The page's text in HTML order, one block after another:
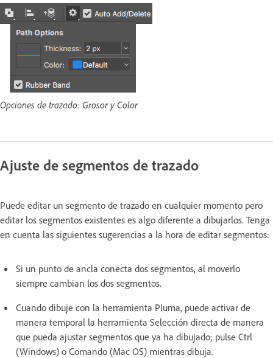
Opciones de trazado: Grosor y Color
Ajuste de segmentos de trazado
Puede editar un segmento de trazado en cualquier momento pero
editar los segmentos existentes es algo diferente a dibujarlos. Tenga
en cuenta las siguientes sugerencias a la hora de editar segmentos:
Si un punto de ancla conecta dos segmentos, al moverlo
siempre cambian los dos segmentos.
Cuando dibuje con la herramienta Pluma, puede activar de
manera temporal la herramienta Selección directa de manera
que pueda ajustar segmentos que ya ha dibujado; pulse Ctrl
(Windows) o Comando (Mac OS) mientras dibuja.